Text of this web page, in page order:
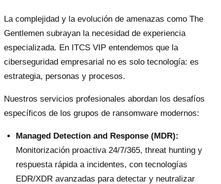
La complejidad y la evolución de amenazas como The
Gentlemen subrayan la necesidad de experiencia
especializada. En ITCS VIP entendemos que la
ciberseguridad empresarial no es solo tecnología: es
estrategia, personas y procesos.
Nuestros servicios profesionales abordan los desafíos
específicos de los grupos de ransomware modernos:
Managed Detection and Response (MDR):
Monitorización proactiva 24/7/365, threat hunting y
respuesta rápida a incidentes, con tecnologías
EDR/XDR avanzadas para detectar y neutralizar